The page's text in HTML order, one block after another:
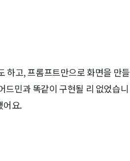
하고, 프롬프트만으로 화면을 만들
민과 똑같이 구현될 리 없었습니
어요.